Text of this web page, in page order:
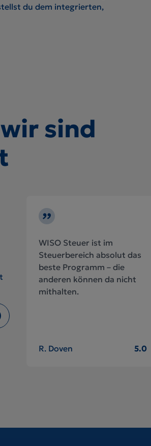
du dem integrierten,
sind
WISO Steuer ist im
Steuerbereich absolut das
beste Programm – die
anderen können da nicht
mithalten.
R. Doven 5.0